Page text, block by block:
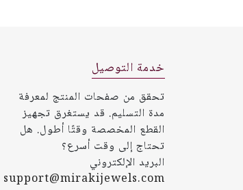
خدمة التوصيل
تحقق من صفحات المنتج لمعرفة
مدة التسليم. قد يستغرق تجهيز
القطع المخصصة وقتًا أطول. هل
تحتاج إلى وقت أسرع؟
البريد الإلكتروني
support@mirakijewels.com